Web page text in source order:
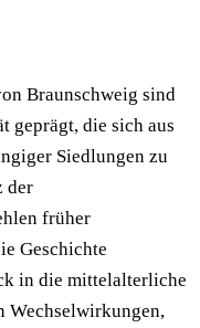
Braunschweig sind
geprägt, die sich aus
Siedlungen zu
der
früher
Geschichte
in die mittelalterliche
Wechselwirkungen,